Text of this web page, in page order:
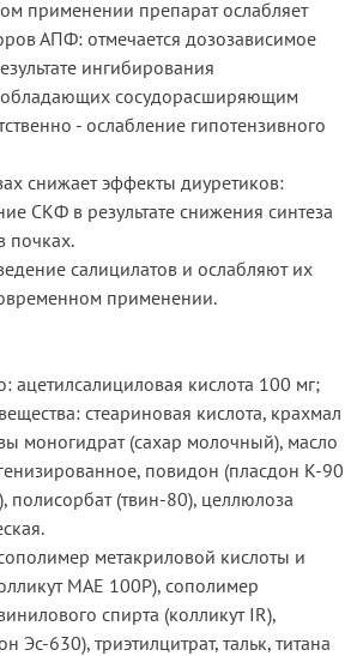
применении препарат ослабляет
АПФ: отмечается дозозависимое
ингибирования
обладающих сосудорасширяющим
- ослабление гипотензивного
снижает эффекты диуретиков:
СКФ в результате снижения синтеза
почках.
салицилатов и ослабляют их
применении.
ацетилсалициловая кислота 100 мг;
стеариновая кислота, крахмал
моногидрат (сахар молочный), масло
повидон (пласдон К-90
полисорбат (твин-80), целлюлоза
метакриловой ­­кислоты и
МАЕ 100Р), сополимер
спирта (колликут IR),
Эс-630), триэтилцитрат, тальк, титана